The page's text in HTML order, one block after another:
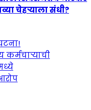
चेहऱ्याला संधी?